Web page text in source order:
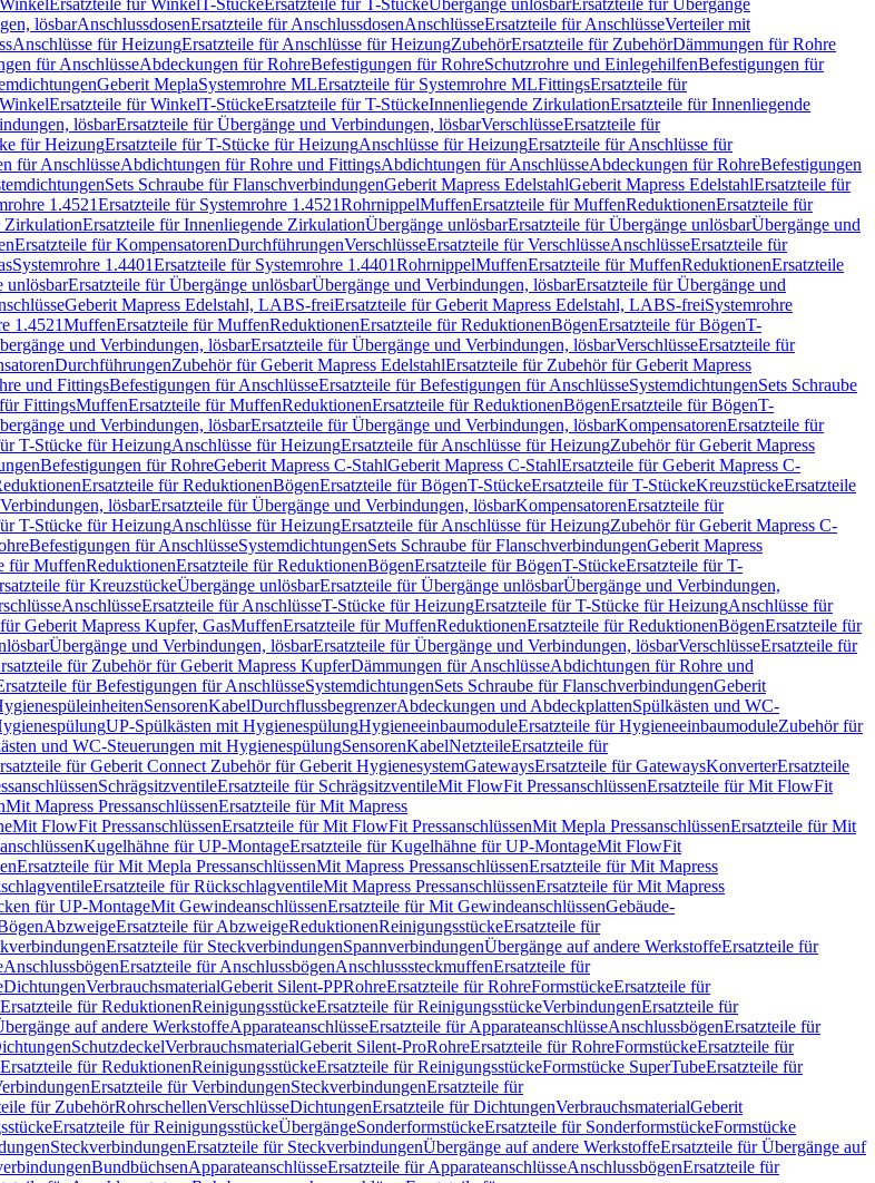
WinkelErsatzteile für WinkelT-StückeErsatzteile für T-StückeÜbergänge unlösbarErsatzteile für Übergänge
lösbarAnschlussdosenErsatzteile für AnschlussdosenAnschlüsseErsatzteile für AnschlüsseVerteiler mit
Anschlüsse für HeizungErsatzteile für Anschlüsse für HeizungZubehörErsatzteile für ZubehörDämmungen für Rohre
für AnschlüsseAbdeckungen für RohreBefestigungen für RohreSchutzrohre und EinlegehilfenBefestigungen für
Geberit MeplaSystemrohre MLErsatzteile für Systemrohre MLFittingsErsatzteile für
WinkelErsatzteile für WinkelT-StückeErsatzteile für T-StückeInnenliegende ZirkulationErsatzteile für Innenliegende
lösbarErsatzteile für Übergänge und Verbindungen, lösbarVerschlüsseErsatzteile für
für HeizungErsatzteile für T-Stücke für HeizungAnschlüsse für HeizungErsatzteile für Anschlüsse für
für AnschlüsseAbdichtungen für Rohre und FittingsAbdichtungen für AnschlüsseAbdeckungen für RohreBefestigungen
Sets Schraube für FlanschverbindungenGeberit Mapress EdelstahlGeberit Mapress EdelstahlErsatzteile für
1.4521Ersatzteile für Systemrohre 1.4521RohrnippelMuffenErsatzteile für MuffenReduktionenErsatzteile für
ZirkulationErsatzteile für Innenliegende ZirkulationÜbergänge unlösbarErsatzteile für Übergänge unlösbarÜbergänge und
Ersatzteile für KompensatorenDurchführungenVerschlüsseErsatzteile für VerschlüsseAnschlüsseErsatzteile für
Systemrohre 1.4401Ersatzteile für Systemrohre 1.4401RohrnippelMuffenErsatzteile für MuffenReduktionenErsatzteile
unlösbarErsatzteile für Übergänge unlösbarÜbergänge und Verbindungen, lösbarErsatzteile für Übergänge und
Geberit Mapress Edelstahl, LABS-freiErsatzteile für Geberit Mapress Edelstahl, LABS-freiSystemrohre
1.4521MuffenErsatzteile für MuffenReduktionenErsatzteile für ReduktionenBögenErsatzteile für BögenT-
und Verbindungen, lösbarErsatzteile für Übergänge und Verbindungen, lösbarVerschlüsseErsatzteile für
DurchführungenZubehör für Geberit Mapress EdelstahlErsatzteile für Zubehör für Geberit Mapress
und FittingsBefestigungen für AnschlüsseErsatzteile für Befestigungen für AnschlüsseSystemdichtungenSets Schraube
FittingsMuffenErsatzteile für MuffenReduktionenErsatzteile für ReduktionenBögenErsatzteile für BögenT-
und Verbindungen, lösbarErsatzteile für Übergänge und Verbindungen, lösbarKompensatorenErsatzteile für
T-Stücke für HeizungAnschlüsse für HeizungErsatzteile für Anschlüsse für HeizungZubehör für Geberit Mapress
Befestigungen für RohreGeberit Mapress C-StahlGeberit Mapress C-StahlErsatzteile für Geberit Mapress C-
Ersatzteile für ReduktionenBögenErsatzteile für BögenT-StückeErsatzteile für T-StückeKreuzstückeErsatzteile
lösbarErsatzteile für Übergänge und Verbindungen, lösbarKompensatorenErsatzteile für
T-Stücke für HeizungAnschlüsse für HeizungErsatzteile für Anschlüsse für HeizungZubehör für Geberit Mapress C-
Befestigungen für AnschlüsseSystemdichtungenSets Schraube für FlanschverbindungenGeberit Mapress
für MuffenReduktionenErsatzteile für ReduktionenBögenErsatzteile für BögenT-StückeErsatzteile für T-
für KreuzstückeÜbergänge unlösbarErsatzteile für Übergänge unlösbarÜbergänge und Verbindungen,
AnschlüsseErsatzteile für AnschlüsseT-Stücke für HeizungErsatzteile für T-Stücke für HeizungAnschlüsse für
Geberit Mapress Kupfer, GasMuffenErsatzteile für MuffenReduktionenErsatzteile für ReduktionenBögenErsatzteile für
Übergänge und Verbindungen, lösbarErsatzteile für Übergänge und Verbindungen, lösbarVerschlüsseErsatzteile für
für Zubehör für Geberit Mapress KupferDämmungen für AnschlüsseAbdichtungen für Rohre und
für Befestigungen für AnschlüsseSystemdichtungenSets Schraube für FlanschverbindungenGeberit
SensorenKabelDurchflussbegrenzerAbdeckungen und AbdeckplattenSpülkästen und WC-
UP-Spülkästen mit HygienespülungHygieneeinbaumoduleErsatzteile für HygieneeinbaumoduleZubehör für
und WC-Steuerungen mit HygienespülungSensorenKabelNetzteileErsatzteile für
für Geberit Connect Zubehör für Geberit HygienesystemGatewaysErsatzteile für GatewaysKonverterErsatzteile
SchrägsitzventileErsatzteile für SchrägsitzventileMit FlowFit PressanschlüssenErsatzteile für Mit FlowFit
Mit Mapress PressanschlüssenErsatzteile für Mit Mapress
Mit FlowFit PressanschlüssenErsatzteile für Mit FlowFit PressanschlüssenMit Mepla PressanschlüssenErsatzteile für Mit
Kugelhähne für UP-MontageErsatzteile für Kugelhähne für UP-MontageMit FlowFit
Ersatzteile für Mit Mepla PressanschlüssenMit Mapress PressanschlüssenErsatzteile für Mit Mapress
Ersatzteile für RückschlagventileMit Mapress PressanschlüssenErsatzteile für Mit Mapress
für UP-MontageMit GewindeanschlüssenErsatzteile für Mit GewindeanschlüssenGebäude-
AbzweigeErsatzteile für AbzweigeReduktionenReinigungsstückeErsatzteile für
Ersatzteile für SteckverbindungenSpannverbindungenÜbergänge auf andere WerkstoffeErsatzteile für
AnschlussbögenErsatzteile für AnschlussbögenAnschlusssteckmuffenErsatzteile für
DichtungenVerbrauchsmaterialGeberit Silent-PPRohreErsatzteile für RohreFormstückeErsatzteile für
Ersatzteile für ReduktionenReinigungsstückeErsatzteile für ReinigungsstückeVerbindungenErsatzteile für
auf andere WerkstoffeApparateanschlüsseErsatzteile für ApparateanschlüsseAnschlussbögenErsatzteile für
SchutzdeckelVerbrauchsmaterialGeberit Silent-ProRohreErsatzteile für RohreFormstückeErsatzteile für
Ersatzteile für ReduktionenReinigungsstückeErsatzteile für ReinigungsstückeFormstücke SuperTubeErsatzteile für
Ersatzteile für VerbindungenSteckverbindungenErsatzteile für
für ZubehörRohrschellenVerschlüsseDichtungenErsatzteile für DichtungenVerbrauchsmaterialGeberit
Ersatzteile für ReinigungsstückeÜbergängeSonderformstückeErsatzteile für SonderformstückeFormstücke
SteckverbindungenErsatzteile für SteckverbindungenÜbergänge auf andere WerkstoffeErsatzteile für Übergänge auf
BundbüchsenApparateanschlüsseErsatzteile für ApparateanschlüsseAnschlussbögenErsatzteile für